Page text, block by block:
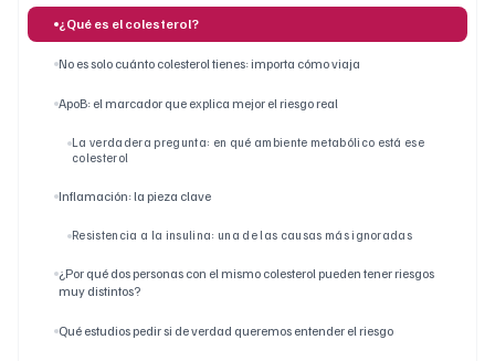
¿Qué es el colesterol?
No es solo cuánto colesterol tienes: importa cómo viaja
ApoB: el marcador que explica mejor el riesgo real
La verdadera pregunta: en qué ambiente metabólico está ese
colesterol
Inflamación: la pieza clave
Resistencia a la insulina: una de las causas más ignoradas
¿Por qué dos personas con el mismo colesterol pueden tener riesgos
muy distintos?
Qué estudios pedir si de verdad queremos entender el riesgo